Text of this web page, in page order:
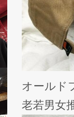
オールド
老若男女